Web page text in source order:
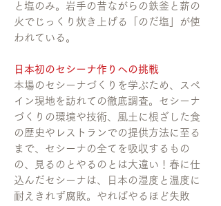
と塩のみ。岩手の昔ながらの鉄釜と薪の
火でじっくり炊き上げる「のだ塩」が使
われている。
日本初のセシーナ作りへの挑戦
本場のセシーナづくりを学ぶため、スペ
イン現地を訪れての徹底調査。セシーナ
づくりの環境や技術、風土に根ざした食
の歴史やレストランでの提供方法に至る
まで、セシーナの全てを吸収するもの
の、見るのとやるのとは大違い！春に仕
込んだセシーナは、日本の湿度と温度に
耐えきれず腐敗。やればやるほど失敗